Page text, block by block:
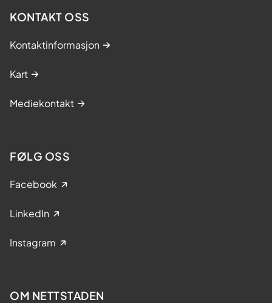
KONTAKT OSS
Kontaktinformasjon
Kart
Mediekontakt
FØLG OSS
Facebook
LinkedIn
Instagram
OM NETTSTADEN